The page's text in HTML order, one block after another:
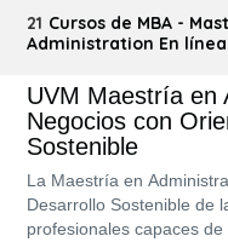
21 Cursos de MBA -
Administration En línea
UVM Maestría en
Negocios con
Sostenible
La Maestría en
Desarrollo Sostenible de
profesionales capaces